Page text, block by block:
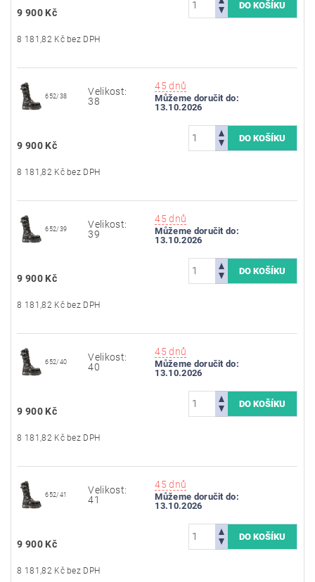
9 900 Kč
8 181,82 Kč bez DPH
652/38
Velikost:
38
45 dnů
Můžeme doručit do:
13.10.2026
9 900 Kč
8 181,82 Kč bez DPH
652/39
Velikost:
39
45 dnů
Můžeme doručit do:
13.10.2026
9 900 Kč
8 181,82 Kč bez DPH
652/40
Velikost:
40
45 dnů
Můžeme doručit do:
13.10.2026
9 900 Kč
8 181,82 Kč bez DPH
652/41
Velikost:
41
45 dnů
Můžeme doručit do:
13.10.2026
9 900 Kč
8 181,82 Kč bez DPH